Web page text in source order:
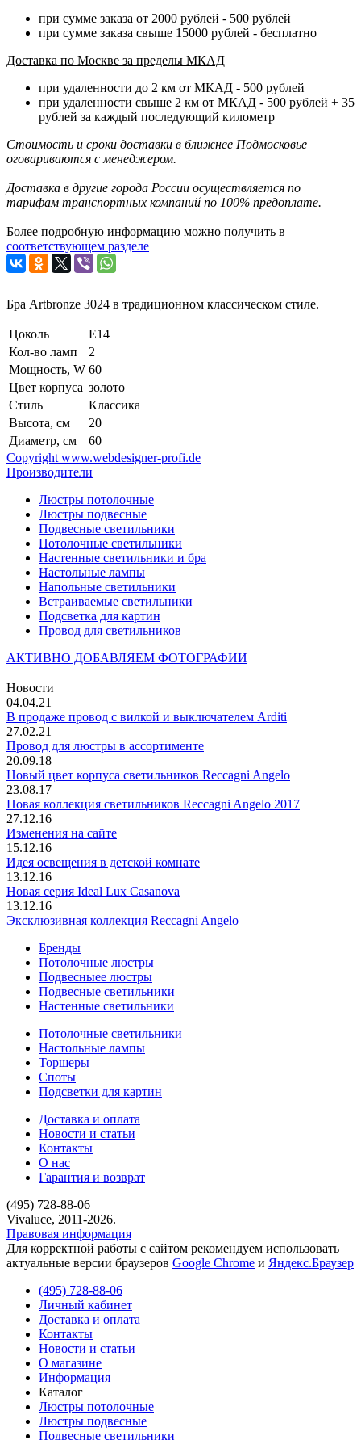
при сумме заказа от 2000 рублей - 500 рублей
при сумме заказа свыше 15000 рублей - бесплатно
Доставка по Москве за пределы МКАД
при удаленности до 2 км от МКАД - 500 рублей
при удаленности свыше 2 км от МКАД - 500 рублей + 35
рублей за каждый последующий километр
Стоимость и сроки доставки в ближнее Подмосковье
оговариваются с менеджером.
Доставка в другие города России осуществляется по
тарифам транспортных компаний по 100% предоплате.
Более подробную информацию можно получить в
соответствующем разделе
Бра Artbronze 3024 в традиционном классическом стиле.
Цоколь
E14
Кол-во ламп
2
Мощность, W 60
Цвет корпуса золото
Стиль
Классика
Высота, см
20
Диаметр, см
60
Copyright www.webdesigner-profi.de
Производители
Люстры потолочные
Люстры подвесные
Подвесные светильники
Потолочные светильники
Настенные светильники и бра
Настольные лампы
Напольные светильники
Встраиваемые светильники
Подсветка для картин
Провод для светильников
АКТИВНО ДОБАВЛЯЕМ ФОТОГРАФИИ
Новости
04.04.21
В продаже провод с вилкой и выключателем Arditi
27.02.21
Провод для люстры в ассортименте
20.09.18
Новый цвет корпуса светильников Reccagni Angelo
23.08.17
Новая коллекция светильников Reccagni Angelo 2017
27.12.16
Изменения на сайте
15.12.16
Идея освещения в детской комнате
13.12.16
Новая серия Ideal Lux Casanova
13.12.16
Эксклюзивная коллекция Reccagni Angelo
Бренды
Потолочные люстры
Подвесныее люстры
Подвесные светильники
Настенные светильники
Потолочные светильники
Настольные лампы
Торшеры
Споты
Подсветки для картин
Доставка и оплата
Новости и статьи
Контакты
О нас
Гарантия и возврат
(495) 728-88-06
Vivaluce, 2011-2026.
Правовая информация
Для корректной работы с сайтом рекомендуем использовать
актуальные версии браузеров Google Chrome и Яндекс.Браузер
(495) 728-88-06
Личный кабинет
Доставка и оплата
Контакты
Новости и статьи
О магазине
Информация
Каталог
Люстры потолочные
Люстры подвесные
Подвесные светильники